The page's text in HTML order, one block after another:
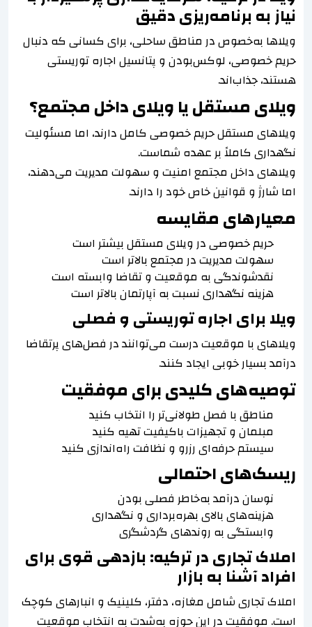
نیاز به برنامه‌ریزی دقیق
ویلاها به‌خصوص در مناطق ساحلی، برای کسانی که دنبال
حریم خصوصی، لوکس‌بودن و پتانسیل اجاره توریستی
هستند، جذاب‌اند.
ویلای مستقل یا ویلای داخل مجتمع؟
ویلاهای مستقل حریم خصوصی کامل دارند، اما مسئولیت
نگهداری کاملاً بر عهده شماست.
ویلاهای داخل مجتمع امنیت و سهولت مدیریت می‌دهند،
اما شارژ و قوانین خاص خود را دارند.
معیارهای مقایسه
حریم خصوصی در ویلای مستقل بیشتر است
سهولت مدیریت در مجتمع بالاتر است
نقدشوندگی به موقعیت و تقاضا وابسته است
هزینه نگهداری نسبت به آپارتمان بالاتر است
ویلا برای اجاره توریستی و فصلی
ویلاهای با موقعیت درست می‌توانند در فصل‌های پرتقاضا
درآمد بسیار خوبی ایجاد کنند.
توصیه‌های کلیدی برای موفقیت
مناطق با فصل طولانی‌تر را انتخاب کنید
مبلمان و تجهیزات باکیفیت تهیه کنید
سیستم حرفه‌ای رزرو و نظافت راه‌اندازی کنید
ریسک‌های احتمالی
نوسان درآمد به‌خاطر فصلی بودن
هزینه‌های بالای بهره‌برداری و نگهداری
وابستگی به روندهای گردشگری
املاک تجاری در ترکیه: بازدهی قوی برای
افراد آشنا به بازار
املاک تجاری شامل مغازه، دفتر، کلینیک و انبارهای کوچک
است. موفقیت در این حوزه به‌شدت به انتخاب موقعیت